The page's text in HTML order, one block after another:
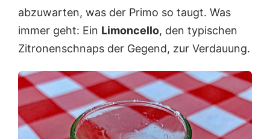
abzuwarten, was der Primo so taugt. Was
immer geht: Ein Limoncello, den typischen
Zitronenschnaps der Gegend, zur Verdauung.